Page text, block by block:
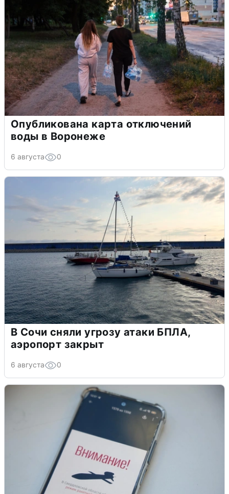
Опубликована карта отключений
воды в Воронеже
6 августа 0
В Сочи сняли угрозу атаки БПЛА,
аэропорт закрыт
6 августа 0